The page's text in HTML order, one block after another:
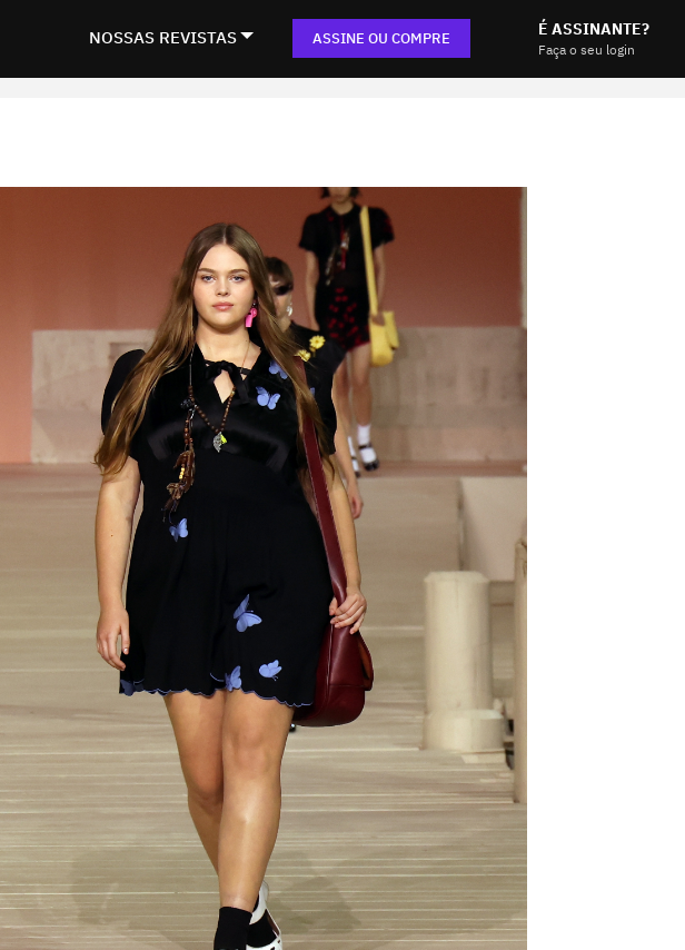
NOSSAS REVISTAS ASSINE OU COMPRE É ASSINANTE?
Faça o seu login